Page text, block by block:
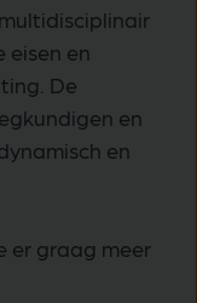
eisen en
De
en
en
er graag meer